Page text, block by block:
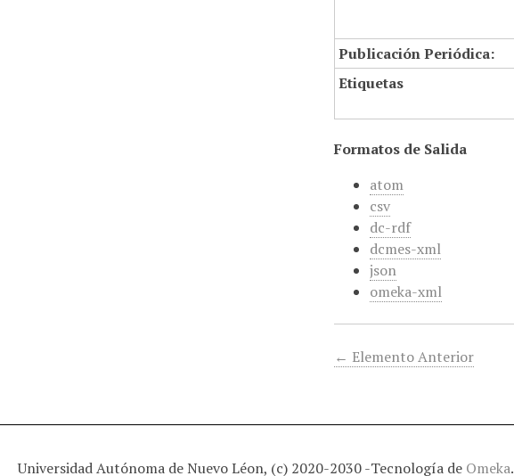
Publicación Periódica:
Etiquetas
Formatos de Salida
atom
csv
dc-rdf
dcmes-xml
json
omeka-xml
← Elemento Anterior
Universidad Autónoma de Nuevo Léon, (c) 2020-2030 -Tecnología de Omeka.